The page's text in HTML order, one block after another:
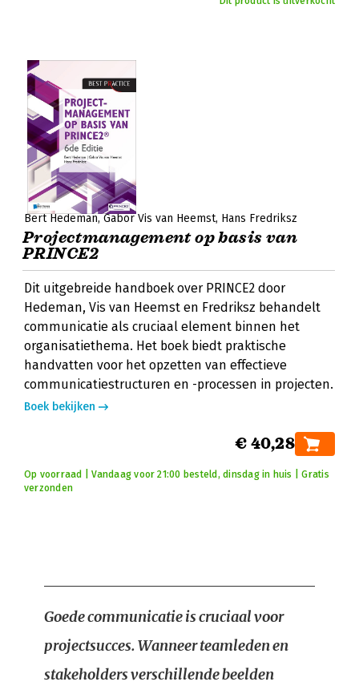
Bert Hedeman Gabor Vis van Heemst Hans Fredriksz
Projectmanagement op basis van
PRINCE2
Dit uitgebreide handboek over PRINCE2 door
Hedeman, Vis van Heemst en Fredriksz behandelt
communicatie als cruciaal element binnen het
organisatiethema. Het boek biedt praktische
handvatten voor het opzetten van effectieve
communicatiestructuren en -processen in projecten.
Boek bekijken
€ 40,28
Op voorraad | Vandaag voor 21:00 besteld, dinsdag in huis | Gratis
verzonden
Goede communicatie is cruciaal voor
projectsucces. Wanneer teamleden en
stakeholders verschillende beelden